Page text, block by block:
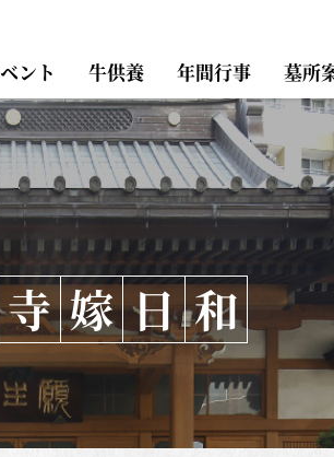
ント 牛供養 年間行事 墓所
寺 嫁 日 和